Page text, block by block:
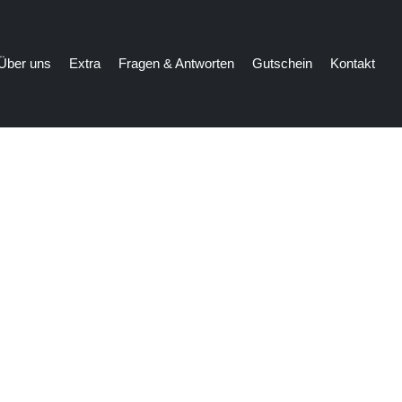
uns Extra Fragen & Antworten Gutschein Kontakt